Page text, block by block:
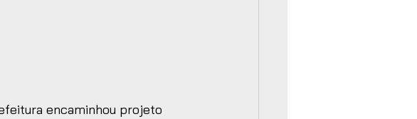
encaminhou projeto